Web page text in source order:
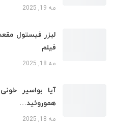
مه 19, 2025
لیزر فیستول
فیلم
مه 18, 2025
آیا بواسیر
هموروئید…
مه 18, 2025